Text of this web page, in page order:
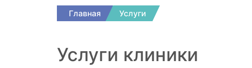
Главная Услуги
Услуги клиники